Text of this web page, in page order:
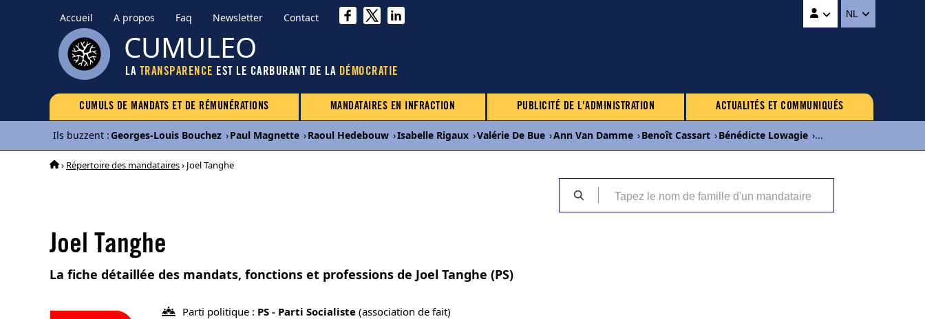
Accueil A propos Faq Newsletter Contact NL
CUMULEO
LA TRANSPARENCE EST LE CARBURANT DE LA DÉMOCRATIE
CUMULS DE MANDATS ET DE RÉMUNÉRATIONS MANDATAIRES EN INFRACTION PUBLICITÉ DE L'ADMINISTRATION ACTUALITÉS ET COMMUNIQUÉS
Ils buzzent :Georges-Louis Bouchez ›Paul Magnette ›Raoul Hedebouw ›Isabelle Rigaux ›Valérie De Bue ›Ann Van Damme ›Benoît Cassart ›Bénédicte Lowagie ›...
› Répertoire des mandataires› Joel Tanghe
Joel Tanghe
La fiche détaillée des mandats, fonctions et professions de Joel Tanghe (PS)
Parti politique : PS - Parti Socialiste (association de fait)